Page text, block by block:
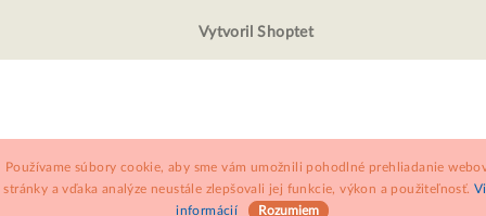
Používame súbory cookie, aby sme vám umožnili pohodlné prehliadanie
stránky a vďaka analýze neustále zlepšovali jej funkcie, výkon a použiteľnosť.
informácií
Rozumiem
Vytvoril Shoptet